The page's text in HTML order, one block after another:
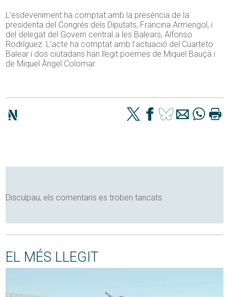
L’esdeveniment ha comptat amb la presència de la
presidenta del Congrés dels Diputats, Francina Armengol, i
del delegat del Govern central a les Balears, Alfonso
Rodríguez. L’acte ha comptat amb l’actuació del Cuarteto
Balear i dos ciutadans han llegit poemes de Miquel Bauçà i
de Miquel Àngel Colomar.
Disculpau, els comentaris es troben tancats
EL MÉS LLEGIT